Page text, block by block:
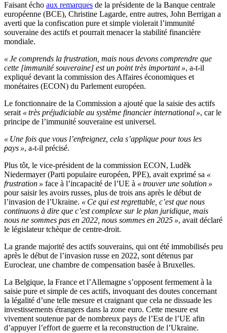
Faisant écho aux remarques de la présidente de la Banque centrale
européenne (BCE), Christine Lagarde, entre autres, John Berrigan a
averti que la confiscation pure et simple violerait l’immunité
souveraine des actifs et pourrait menacer la stabilité financière
mondiale.
« Je comprends la frustration, mais nous devons comprendre que
cette [immunité souveraine] est un point très important », a-t-il
expliqué devant la commission des Affaires économiques et
monétaires (ECON) du Parlement européen.
Le fonctionnaire de la Commission a ajouté que la saisie des actifs
serait « très préjudiciable au système financier international », car le
principe de l’immunité souveraine est universel.
« Une fois que vous l’enfreignez, cela s’applique pour tous les
pays », a-t-il précisé.
Plus tôt, le vice-président de la commission ECON, Luděk
Niedermayer (Parti populaire européen, PPE), avait exprimé sa «
frustration » face à l’incapacité de l’UE à « trouver une solution »
pour saisir les avoirs russes, plus de trois ans après le début de
l’invasion de l’Ukraine. « Ce qui est regrettable, c’est que nous
continuons à dire que c’est complexe sur le plan juridique, mais
nous ne sommes pas en 2022, nous sommes en 2025 », avait déclaré
le législateur tchèque de centre-droit.
La grande majorité des actifs souverains, qui ont été immobilisés peu
après le début de l’invasion russe en 2022, sont détenus par
Euroclear, une chambre de compensation basée à Bruxelles.
La Belgique, la France et l’Allemagne s’opposent fermement à la
saisie pure et simple de ces actifs, invoquant des doutes concernant
la légalité d’une telle mesure et craignant que cela ne dissuade les
investissements étrangers dans la zone euro. Cette mesure est
vivement soutenue par de nombreux pays de l’Est de l’UE afin
d’appuyer l’effort de guerre et la reconstruction de l’Ukraine.